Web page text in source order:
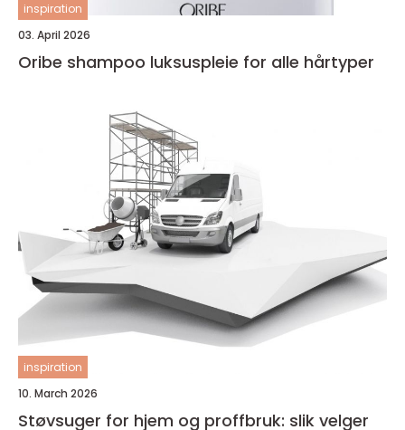
inspiration
03. April 2026
Oribe shampoo luksuspleie for alle hårtyper
inspiration
10. March 2026
Støvsuger for hjem og proffbruk: slik velger